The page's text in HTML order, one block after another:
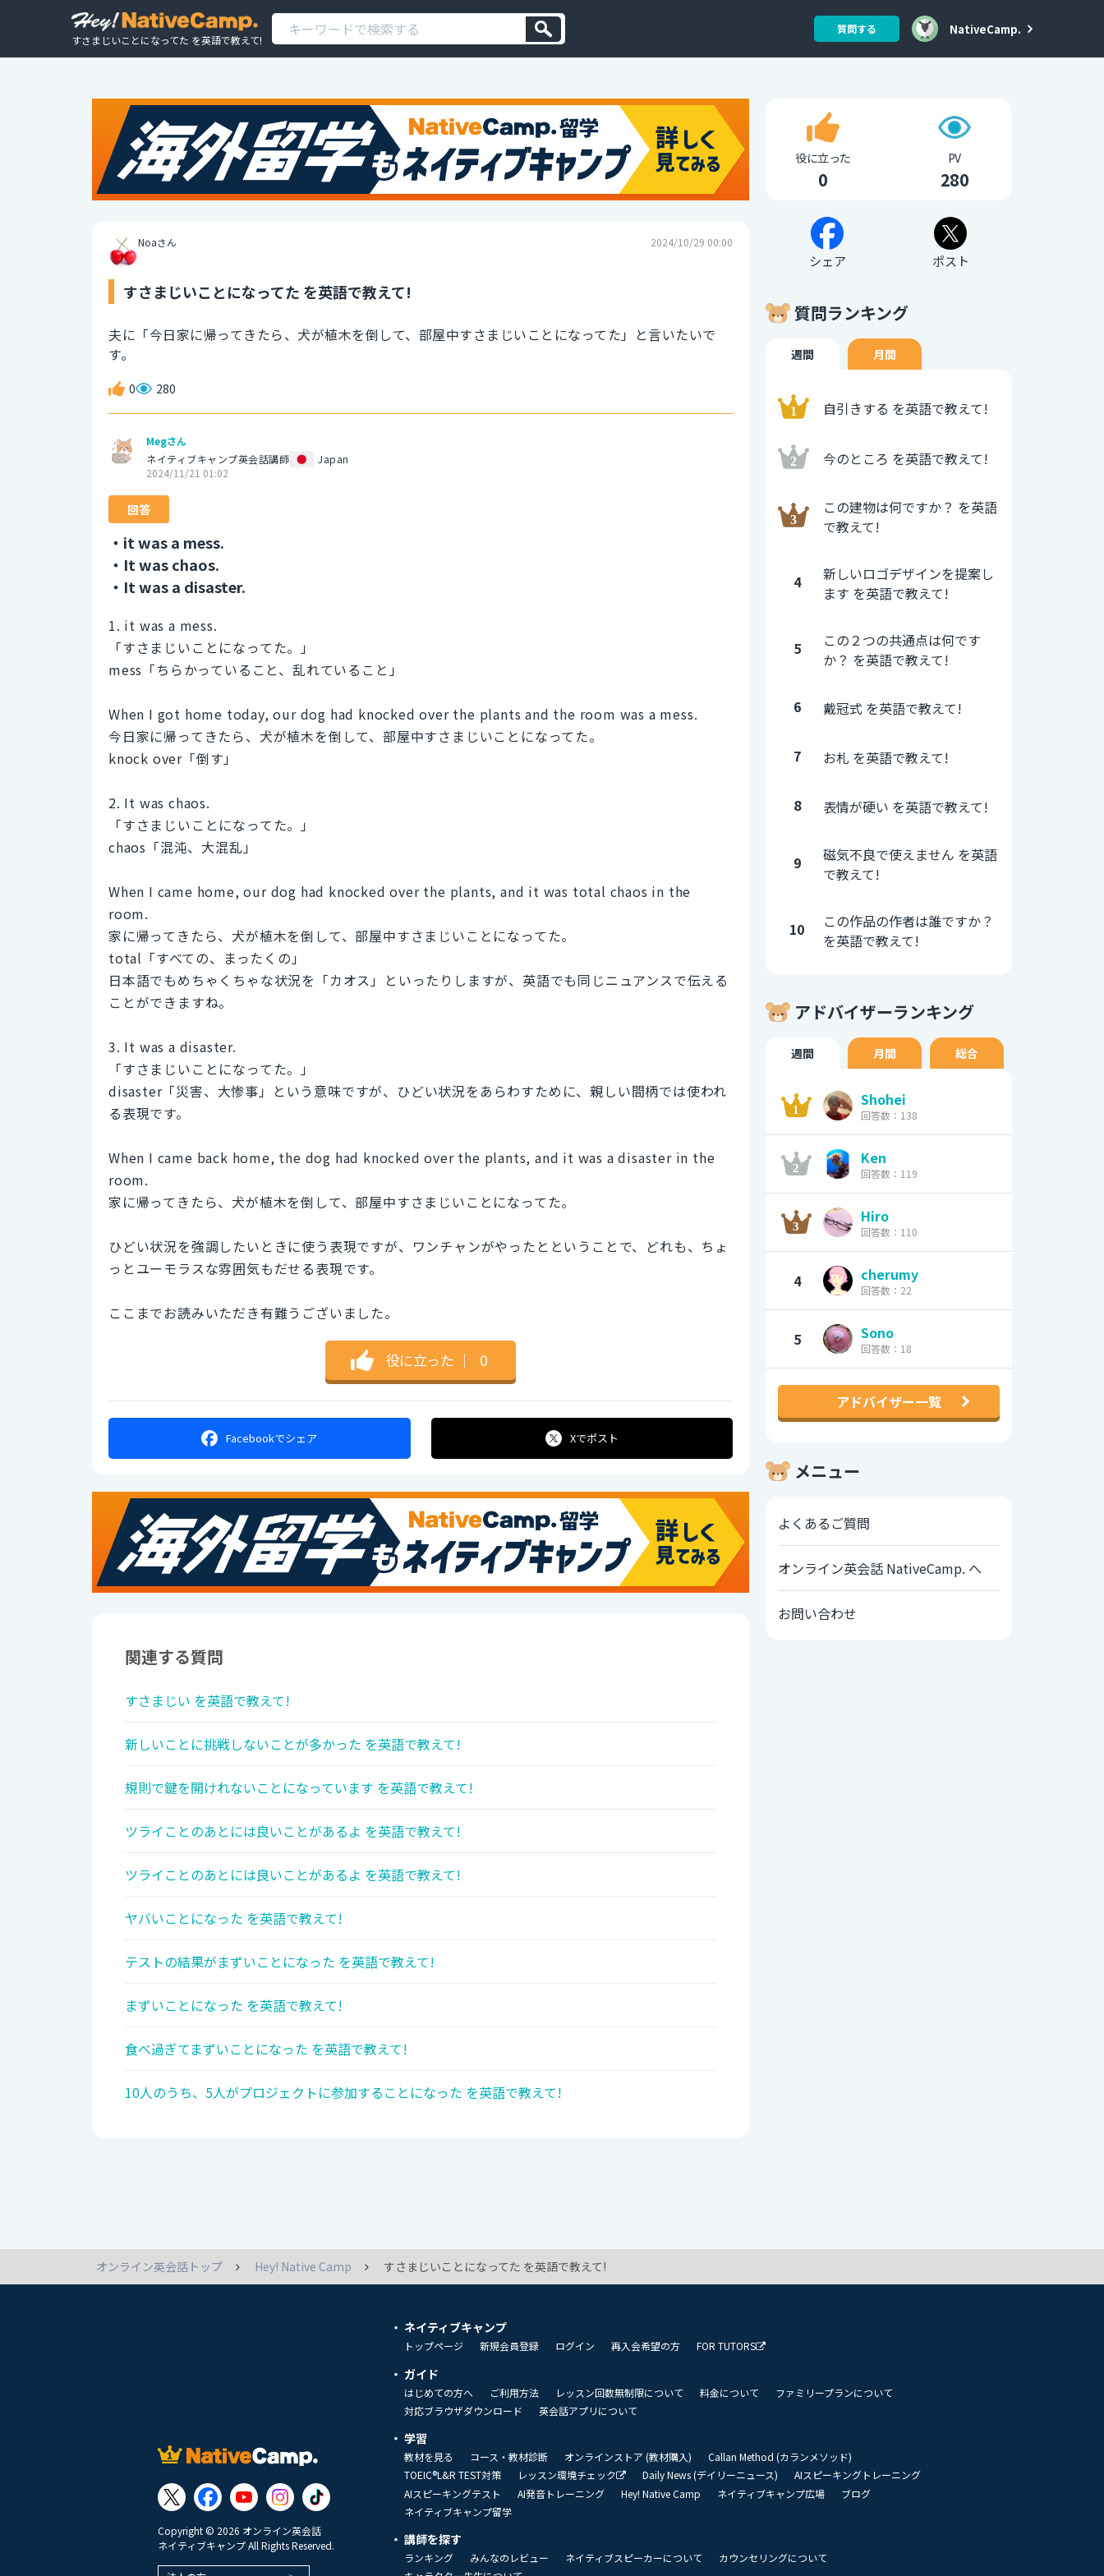
すさまじいことになってた を英語で教えて!
質問する NativeCamp.
Noaさん 2024/10/29 00:00
すさまじいことになってた を英語で教えて!
夫に「今日家に帰ってきたら、犬が植木を倒して、部屋中すさまじいことになってた」と言いたいで
す。
0 280
Megさん
ネイティブキャンプ英会話講師
Japan
2024/11/21 01:02
回答
・it was a mess.
・It was chaos.
・It was a disaster.
1. it was a mess.
「すさまじいことになってた。」
mess「ちらかっていること、乱れていること」
When I got home today, our dog had knocked over the plants and the room was a mess.
今日家に帰ってきたら、犬が植木を倒して、部屋中すさまじいことになってた。
knock over「倒す」
2. It was chaos.
「すさまじいことになってた。」
chaos「混沌、大混乱」
When I came home, our dog had knocked over the plants, and it was total chaos in the
room.
家に帰ってきたら、犬が植木を倒して、部屋中すさまじいことになってた。
total「すべての、まったくの」
日本語でもめちゃくちゃな状況を「カオス」といったりしますが、英語でも同じニュアンスで伝える
ことができますね。
3. It was a disaster.
「すさまじいことになってた。」
disaster「災害、大惨事」という意味ですが、ひどい状況をあらわすために、親しい間柄では使われ
る表現です。
When I came back home, the dog had knocked over the plants, and it was a disaster in the
room.
家に帰ってきたら、犬が植木を倒して、部屋中すさまじいことになってた。
ひどい状況を強調したいときに使う表現ですが、ワンチャンがやったとということで、どれも、ちょ
っとユーモラスな雰囲気もだせる表現です。
ここまでお読みいただき有難うございました。
役に立った ｜ 0
Facebookでシェア Xでポスト
関連する質問
すさまじい を英語で教えて!
新しいことに挑戦しないことが多かった を英語で教えて!
規則で鍵を開けれないことになっています を英語で教えて!
ツライことのあとには良いことがあるよ を英語で教えて!
ツライことのあとには良いことがあるよ を英語で教えて!
ヤバいことになった を英語で教えて!
テストの結果がまずいことになった を英語で教えて!
まずいことになった を英語で教えて!
食べ過ぎてまずいことになった を英語で教えて!
10人のうち、5人がプロジェクトに参加することになった を英語で教えて!
役に立った
0
PV
280
シェア ポスト
質問ランキング
週間 月間
自引きする を英語で教えて!
今のところ を英語で教えて!
この建物は何ですか？ を英語
で教えて!
4
新しいロゴデザインを提案し
ます を英語で教えて!
5
この２つの共通点は何です
か？ を英語で教えて!
6 戴冠式 を英語で教えて!
7 お札 を英語で教えて!
8 表情が硬い を英語で教えて!
9
磁気不良で使えません を英語
で教えて!
10
この作品の作者は誰ですか？
を英語で教えて!
アドバイザーランキング
週間 月間 総合
Shohei
回答数：138
Ken
回答数：119
Hiro
回答数：110
4 cherumy
回答数：22
5 Sono
回答数：18
アドバイザー一覧
メニュー
よくあるご質問
オンライン英会話 NativeCamp. へ
お問い合わせ
オンライン英会話トップ Hey! Native Camp すさまじいことになってた を英語で教えて!
Copyright © 2026 オンライン英会話
ネイティブキャンプ All Rights Reserved.
ネイティブキャンプ
トップページ 新規会員登録 ログイン 再入会希望の方 FOR TUTORS
ガイド
はじめての方へ ご利用方法 レッスン回数無制限について 料金について
ファミリープランについて
対応ブラウザダウンロード
英会話アプリについて
学習
教材を見る コース・教材診断 オンラインストア (教材購入)
Callan Method (カランメソッド)
TOEIC®L&R TEST対策
レッスン環境チェック Daily News (デイリーニュース)
AIスピーキングトレーニング
AIスピーキングテスト
AI発音トレーニング Hey! Native Camp ネイティブキャンプ広場
ブログ
ネイティブキャンプ留学
講師を探す
ランキング みんなのレビュー ネイティブスピーカーについて
カウンセリングについて